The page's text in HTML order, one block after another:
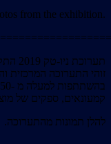
from the exhibition.
זוהי התערוכה המרכזית
קמעונאים, ספקים של
.להלן תמונות מהתערוכה